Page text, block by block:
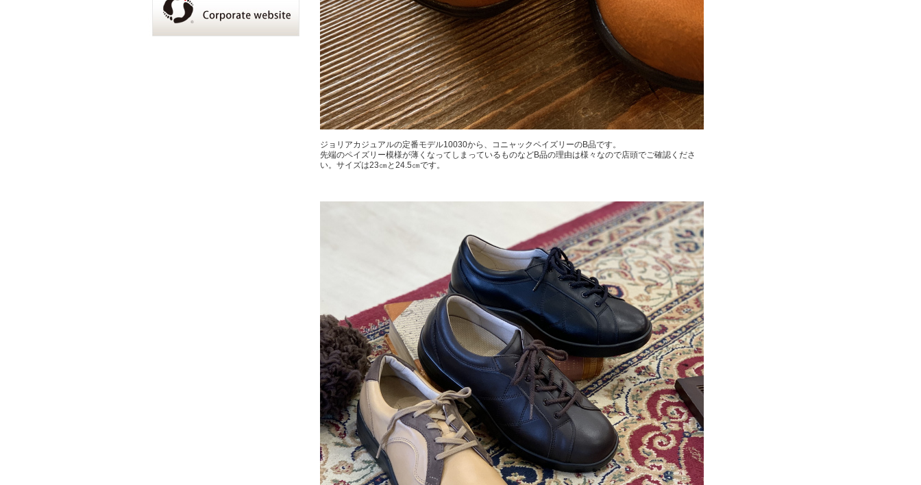
ジョリアカジュアルの定番モデル10030から、コニャックペイズリーのB品です。
先端のペイズリー模様が薄くなってしまっているものなどB品の理由は様々なので店頭でご確認くださ
い。サイズは23㎝と24.5㎝です。